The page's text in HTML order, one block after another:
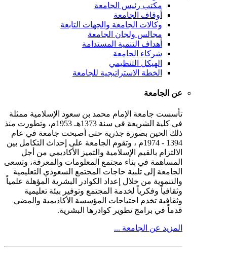
مكتب رئيس الجامعة
أوقاف الجامعة
وكالات الجامعة والجهات التابعة
مجالس ولجان الجامعة
أهداف التنمية المستدامة
شركاء الجامعة
الهيكل التنظيمي
الخطة الاستراتيجية للجامعة
عن الجامعة
تأسست جامعة الإمام محمد بن سعود الإسلامية ممثلة
في كلية الشريعة في سنة 1373هـ 1953م، وتطورت منذ
ذلك الحين بصورة جذرية حتى أصبحت جامعة في عام
1394 - 1974م ، وتقوم الجامعة على إحداث التكامل بين
الالتزام بالقيم الإسلامية والتميز الأكاديمي من أجل
المساهمة في بناء مجتمع المعلومات والمعرفة، وتسعى
الجامعة إلى تلبية حاجات المجتمع السعودي التعليمية
والتنموية من خلال إعداد الكوادر البشرية المؤهلة علمياً
وثقافياً وفكرياً لخدمة المجتمع وتوفير بيئة تعليمية
وثقافية تخدم احتياجات المؤسسة الأكاديمية والمضي
قدماً في برامج تطوير كوادرها البشرية.
المزيد عن الجامعة ...